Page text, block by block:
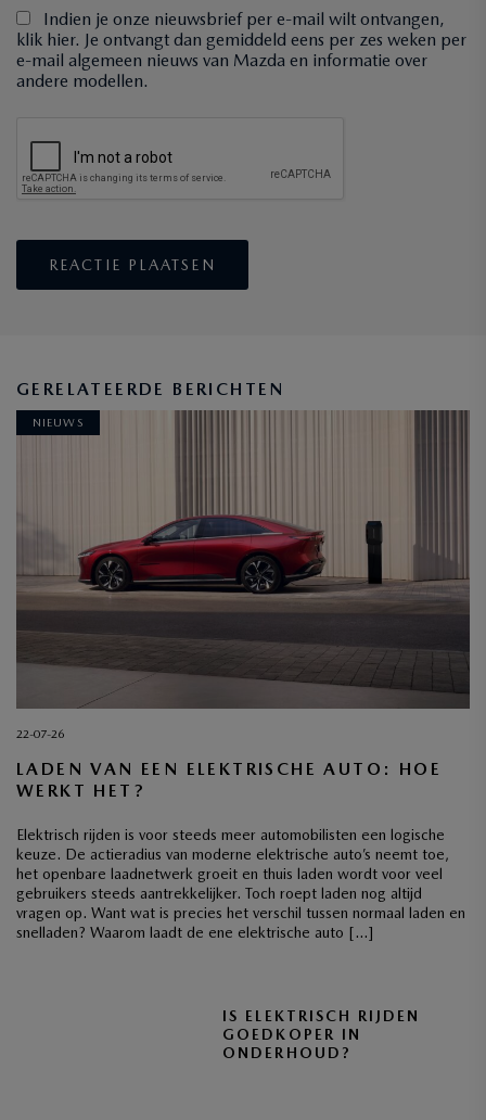
Indien je onze nieuwsbrief per e-mail wilt ontvangen,
klik hier. Je ontvangt dan gemiddeld eens per zes weken per
e-mail algemeen nieuws van Mazda en informatie over
andere modellen.
GERELATEERDE BERICHTEN
NIEUWS
22-07-26
LADEN VAN EEN ELEKTRISCHE AUTO: HOE
WERKT HET?
Elektrisch rijden is voor steeds meer automobilisten een logische
keuze. De actieradius van moderne elektrische auto’s neemt toe,
het openbare laadnetwerk groeit en thuis laden wordt voor veel
gebruikers steeds aantrekkelijker. Toch roept laden nog altijd
vragen op. Want wat is precies het verschil tussen normaal laden en
snelladen? Waarom laadt de ene elektrische auto […]
IS ELEKTRISCH RIJDEN
GOEDKOPER IN
ONDERHOUD?